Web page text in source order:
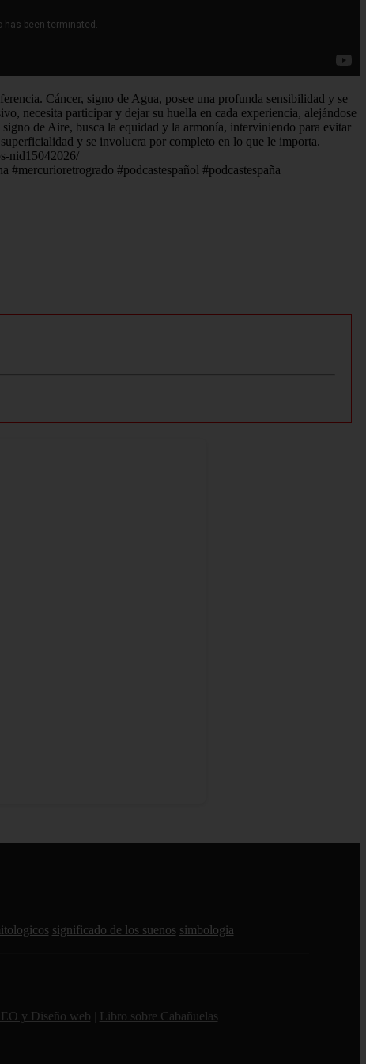
Cáncer, signo de Agua, posee una profunda sensibilidad y se
necesita participar y dejar su huella en cada experiencia, alejándose
de Aire, busca la equidad y la armonía, interviniendo para evitar
y se involucra por completo en lo que le importa.
nid15042026/
#mercurioretrogrado #podcastespañol #podcastespaña
significado de los suenos simbologia
y Diseño web Libro sobre Cabañuelas